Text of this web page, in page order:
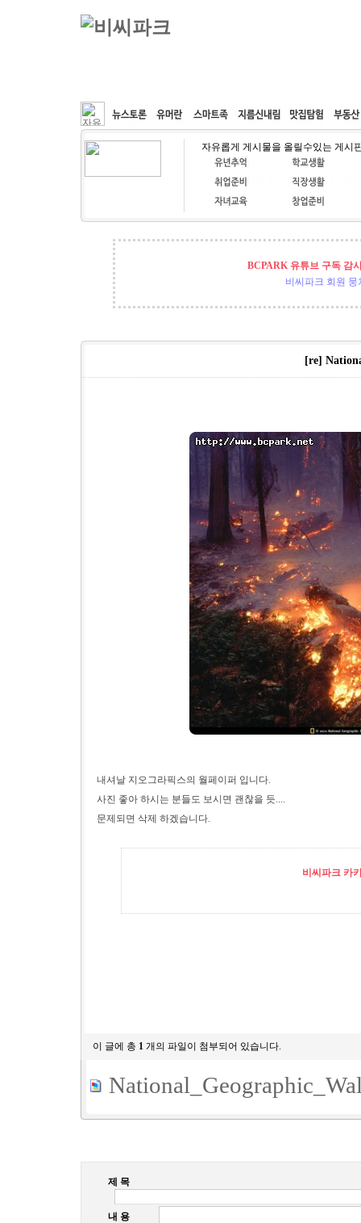
커뮤니티 속도패치 웹호스팅 공동구매
자유롭게 게시물을 올릴수있는 게시
BCPARK 유튜브 구독 감
비씨파크 회원 뭉
[re]
내셔날 지오그라픽스의 월페이퍼 입니다.
사진 좋아 하시는 분들도 보시면 괜찮을 듯....
문제되면 삭제 하겠습니다.
비씨파크 카
이 글에 총 1 개의 파일이 첨부되어 있습니다.
제 목
내 용